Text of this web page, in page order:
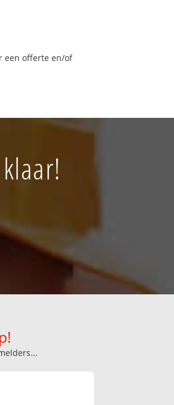
een offerte en/of